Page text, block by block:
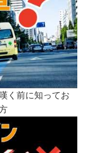
く前に知ってお